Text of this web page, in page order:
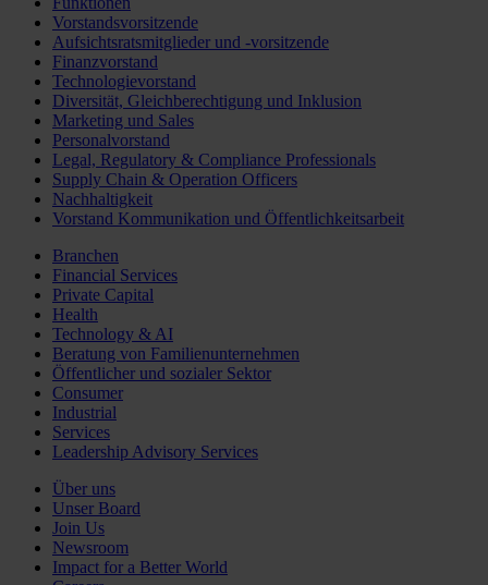
Vorstandsvorsitzende
Aufsichtsratsmitglieder und -vorsitzende
Finanzvorstand
Technologievorstand
Diversität, Gleichberechtigung und Inklusion
Marketing und Sales
Personalvorstand
Legal, Regulatory & Compliance Professionals
Supply Chain & Operation Officers
Nachhaltigkeit
Vorstand Kommunikation und Öffentlichkeitsarbeit
Branchen
Financial Services
Private Capital
Health
Technology & AI
Beratung von Familienunternehmen
Öffentlicher und sozialer Sektor
Consumer
Industrial
Services
Leadership Advisory Services
Über uns
Unser Board
Join Us
Newsroom
Impact for a Better World